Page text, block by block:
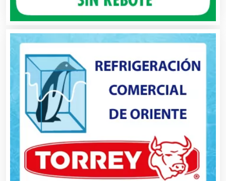
Artículos Publicitarios
Asesores Técnicos
Asesoría Fiscal
Asociaciones Civiles